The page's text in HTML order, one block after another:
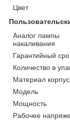
Цвет
Аналог лампы
накаливания
Гарантийный
Количество в
Материал
Модель
Мощность
Рабочее